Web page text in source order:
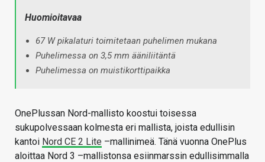
Huomioitavaa
67 W pikalaturi toimitetaan puhelimen mukana
Puhelimessa on 3,5 mm ääniliitäntä
Puhelimessa on muistikorttipaikka
OnePlussan Nord-mallisto koostui toisessa
sukupolvessaan kolmesta eri mallista, joista edullisin
kantoi Nord CE 2 Lite –mallinimeä. Tänä vuonna OnePlus
aloittaa Nord 3 –mallistonsa esiinmarssin edullisimmalla